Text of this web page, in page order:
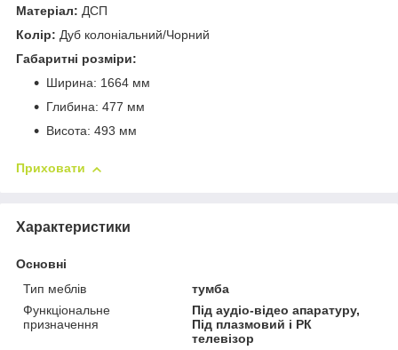
Матеріал: ДСП
Колір: Дуб колоніальний/Чорний
Габаритні розміри:
Ширина: 1664 мм
Глибина: 477 мм
Висота: 493 мм
Приховати
Характеристики
Основні
Тип меблів
тумба
Функціональне
призначення
Під аудіо-відео апаратуру,
Під плазмовий і РК
телевізор